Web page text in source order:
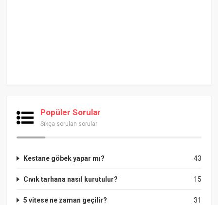
Popüler Sorular
Sıkça sorulan sorular
43
Kestane göbek yapar mı?
15
Cıvık tarhana nasıl kurutulur?
31
5 vitese ne zaman geçilir?